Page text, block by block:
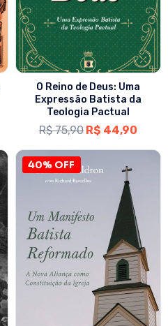
O Reino de Deus: Uma
Expressão Batista da
Teologia Pactual
R$75,90 R$ 44,90
40% OFF